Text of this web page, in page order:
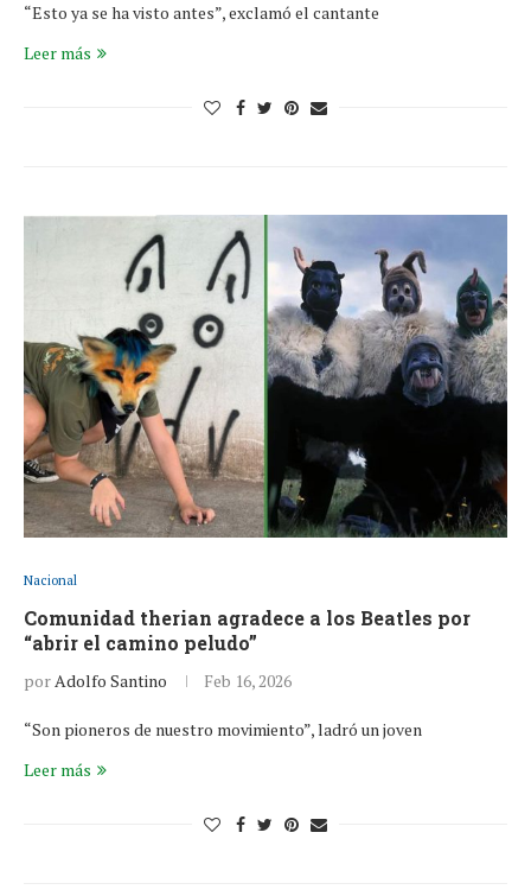
“Esto ya se ha visto antes”, exclamó el cantante
Leer más
Nacional
Comunidad therian agradece a los Beatles por
“abrir el camino peludo”
porAdolfo Santino Feb 16, 2026
“Son pioneros de nuestro movimiento”, ladró un joven
Leer más